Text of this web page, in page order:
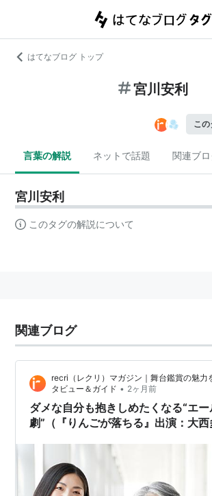
はてなブログ トップ
宮川安利
この
言葉の解説 ネットで話題 関連ブ
宮川安利
このタグの解説について
関連ブログ
recri（レクリ）マガジン｜舞台鑑賞の魅力
タビュー＆ガイド • 2ヶ月前
ダメな自分も抱きしめたくなる“エ
劇”（『りんごが落ちる』出演：大西